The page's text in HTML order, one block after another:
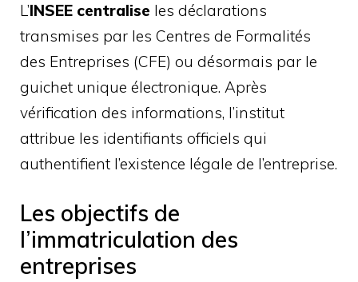
L’INSEE centralise les déclarations
transmises par les Centres de Formalités
des Entreprises (CFE) ou désormais par le
guichet unique électronique. Après
vérification des informations, l’institut
attribue les identifiants officiels qui
authentifient l’existence légale de l’entreprise.
Les objectifs de
l’immatriculation des
entreprises